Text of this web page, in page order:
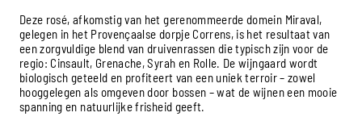
Deze rosé, afkomstig van het gerenommeerde domein Miraval,
gelegen in het Provençaalse dorpje Correns, is het resultaat van
een zorgvuldige blend van druivenrassen die typisch zijn voor de
regio: Cinsault, Grenache, Syrah en Rolle. De wijngaard wordt
biologisch geteeld en profiteert van een uniek terroir – zowel
hooggelegen als omgeven door bossen – wat de wijnen een mooie
spanning en natuurlijke frisheid geeft.